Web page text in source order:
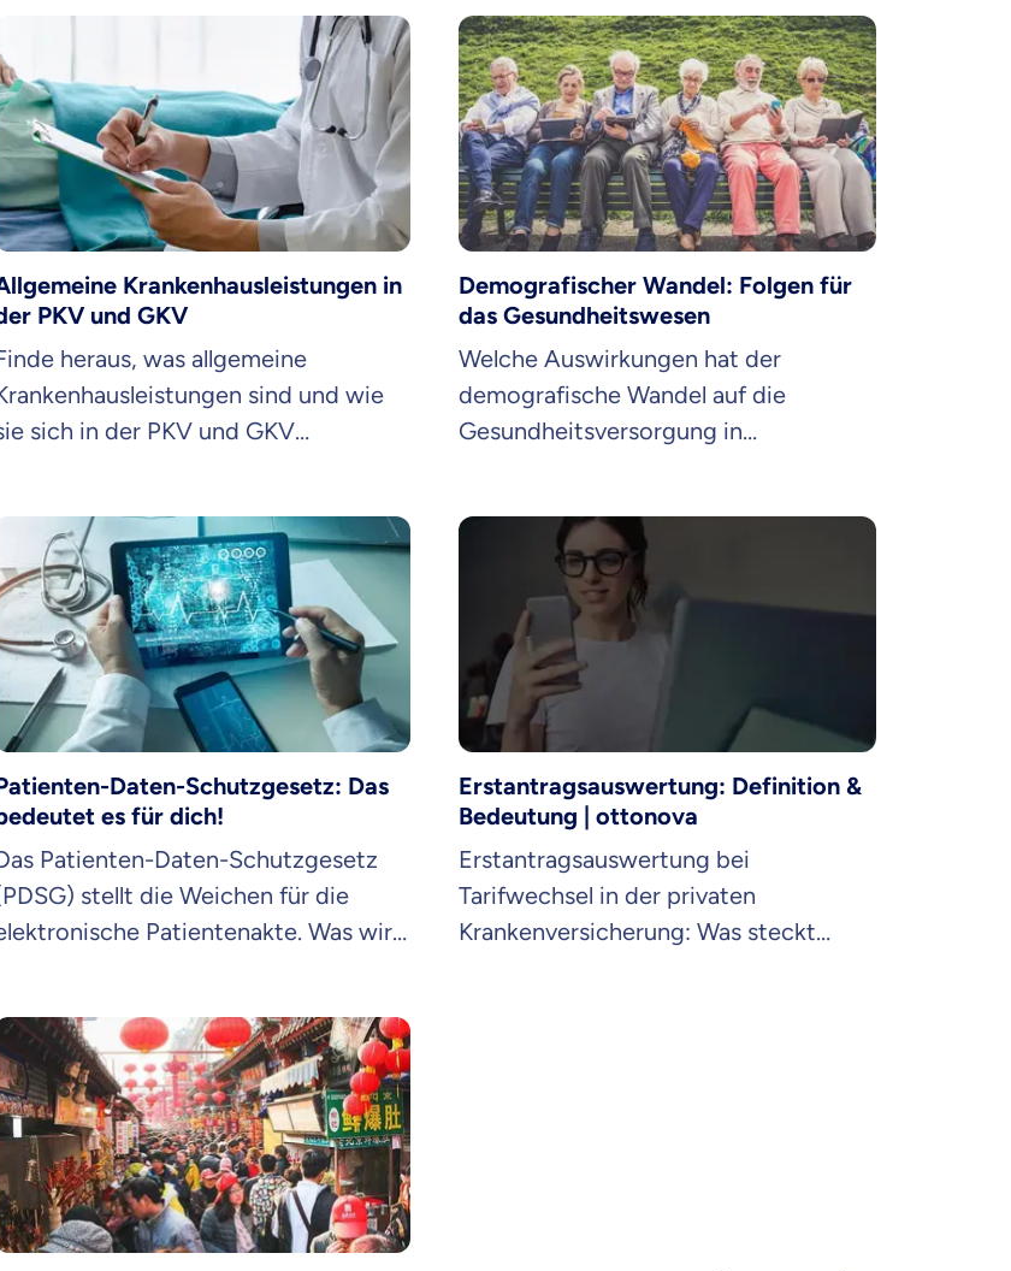
Krankenhausleistungen in
PKV und GKV
heraus, was allgemeine
sind und wie
sich in der PKV und GKV
Demografischer Wandel: Folgen für
das Gesundheitswesen
Welche Auswirkungen hat der
demografische Wandel auf die
Gesundheitsversorgung in
Daten-Schutzgesetz: Das
es für dich!
Patienten-Daten-Schutzgesetz
stellt die Weichen für die
Patientenakte. Was wird
Erstantragsauswertung: Definition &
Bedeutung | ottonova
Erstantragsauswertung bei
Tarifwechsel in der privaten
Krankenversicherung: Was steckt
Krankenvoll
Versicherung
Beamten
Versicherung
Versicherung
Krankenhaus
Versicherung
ich meineEinwilligungzur Weiter zu deinen Informationen